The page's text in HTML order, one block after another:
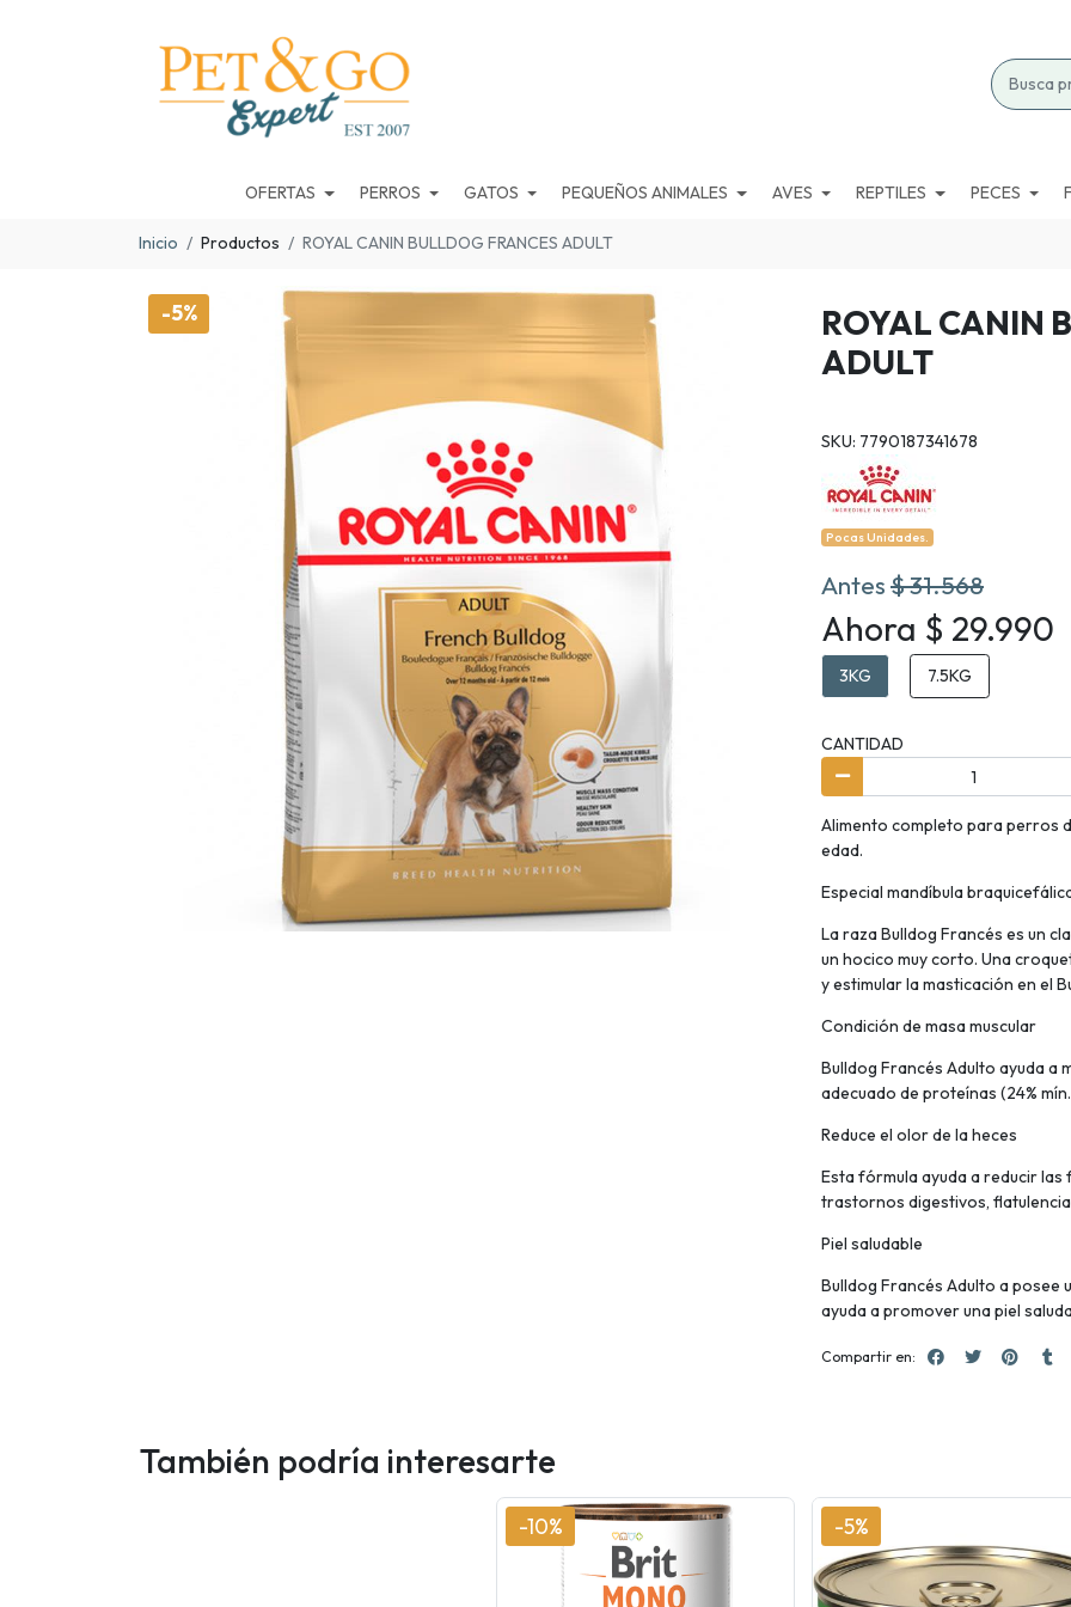
OFERTAS PERROS GATOS PEQUEÑOS ANIMALES AVES REPTILES PECES
Inicio Productos ROYAL CANIN BULLDOG FRANCES ADULT
-5%
ROYAL CANIN
ADULT
SKU: 7790187341678
Pocas Unidades.
Antes$ 31.568
Ahora $ 29.990
3KG 7.5KG
CANTIDAD
Alimento completo para perros
edad.
Especial mandíbula
La raza Bulldog Francés es un
un hocico muy corto. Una
y estimular la masticación en el
Condición de masa muscular
Bulldog Francés Adulto ayuda a
adecuado de proteínas (24%
Reduce el olor de la heces
Esta fórmula ayuda a reducir
trastornos digestivos,
Piel saludable
Bulldog Francés Adulto a posee
ayuda a promover una piel
Compartir en:
También podría interesarte
-10% -5%